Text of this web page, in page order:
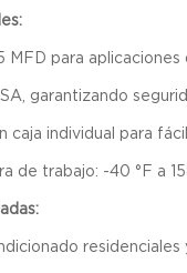
MFD para
garantizando
caja individual para
de trabajo: -40 °F a
residenciales